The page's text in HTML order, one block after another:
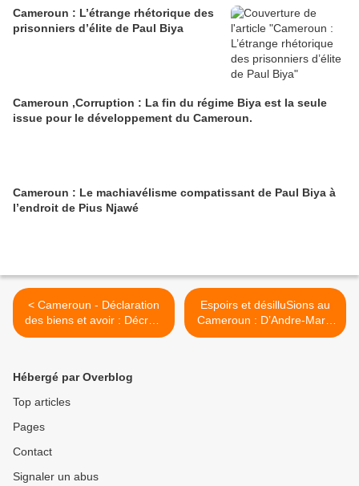
Cameroun : L’étrange rhétorique des
prisonniers d’élite de Paul Biya
Cameroun ,Corruption : La fin du régime Biya est la seule
issue pour le développement du Cameroun.
Cameroun : Le machiavélisme compatissant de Paul Biya à
l’endroit de Pius Njawé
< Cameroun - Déclaration
des biens et avoir : Décrets
d’application toujours
Espoirs et désilluSions au
Cameroun : D’Andre-Marie
Mbida à Paul Biya >
Hébergé par Overblog
Top articles
Pages
Contact
Signaler un abus